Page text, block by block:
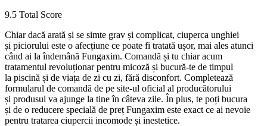
9.5 Total Score
Chiar dacă arată și se simte grav și complicat, ciuperca unghiei
și piciorului este o afecțiune ce poate fi tratată ușor, mai ales atunci
când ai la îndemână Fungaxim. Comandă și tu chiar acum
tratamentul revoluționar pentru micoză și bucură-te de timpul
la piscină și de viața de zi cu zi, fără disconfort. Completează
formularul de comandă de pe site-ul oficial al producătorului
și produsul va ajunge la tine în câteva zile. În plus, te poți bucura
și de o reducere specială de preț Fungaxim este exact ce ai nevoie
pentru tratarea ciupercii incomode și inestetice.